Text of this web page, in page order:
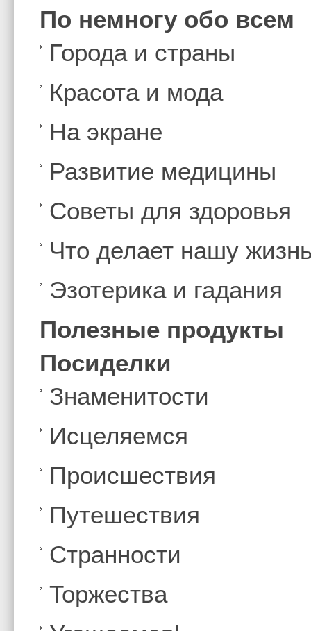
По немногу обо всем
Города и страны
Красота и мода
На экране
Развитие медицины
Советы для здоровья
Что делает нашу
Эзотерика и гадания
Полезные продукты
Посиделки
Знаменитости
Иcцеляемся
Происшествия
Путешествия
Странности
Торжества